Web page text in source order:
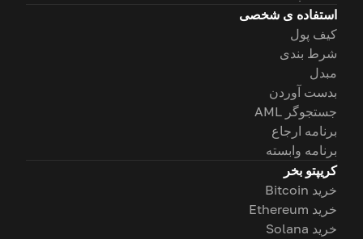
استفاده ی شخصی
کیف پول
شرط بندی
مبدل
بدست آوردن
جستجوگر AML
برنامه ارجاع
برنامه وابسته
کریپتو بخر
خرید Bitcoin
خرید Ethereum
خرید Solana